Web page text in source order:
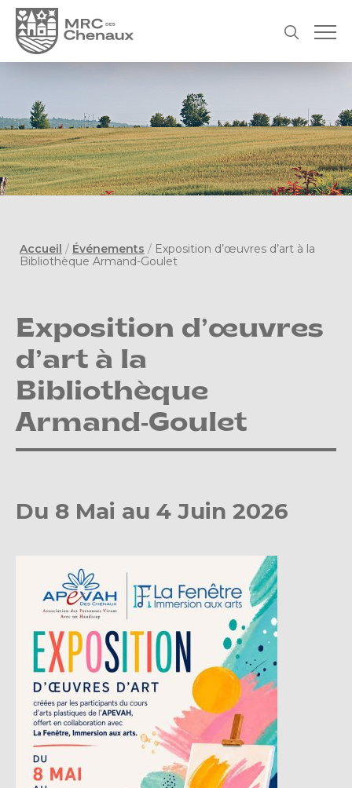
Accueil / Événements / Exposition d’œuvres d’art à la
Bibliothèque Armand-Goulet
Exposition d’œuvres
d’art à la
Bibliothèque
Armand-Goulet
Du 8 Mai au 4 Juin 2026